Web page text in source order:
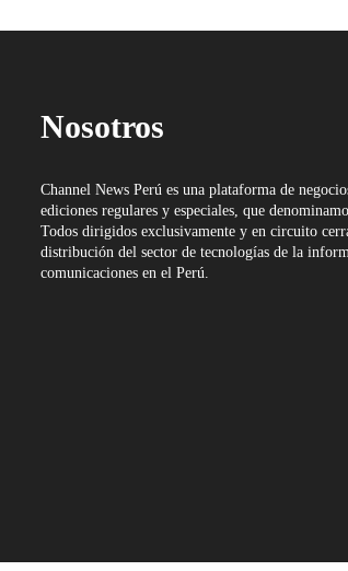
Nosotros
Channel News Perú es una plataforma de
ediciones regulares y especiales, que
Todos dirigidos exclusivamente y en circuito
distribución del sector de tecnologías de la
comunicaciones en el Perú.